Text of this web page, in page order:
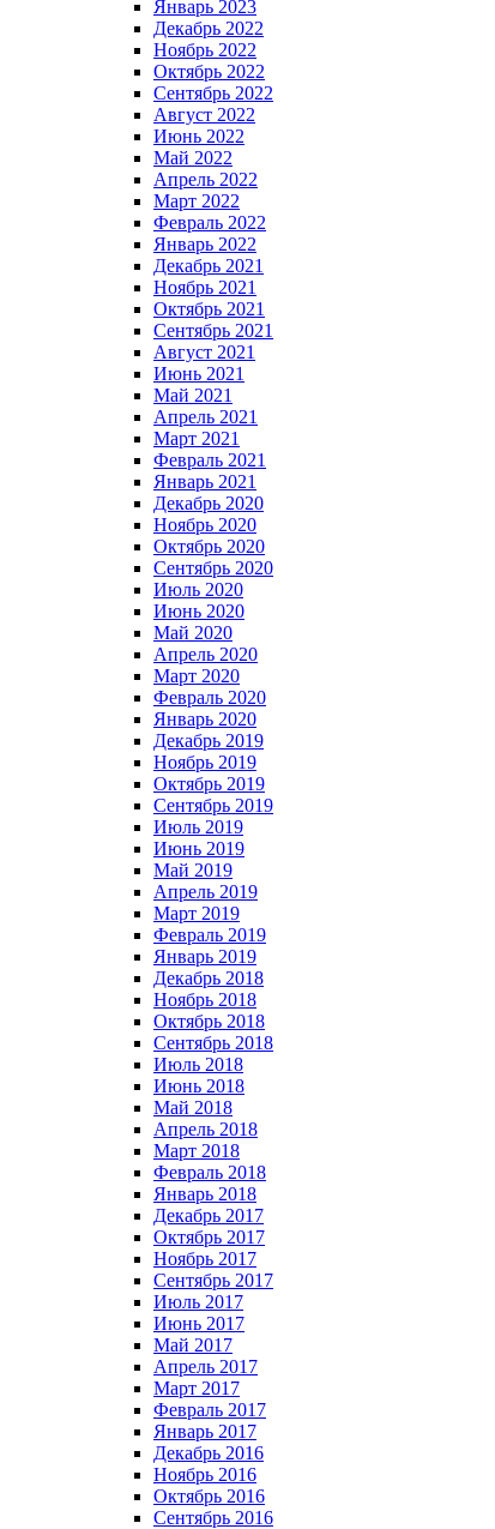
Январь 2023
Декабрь 2022
Ноябрь 2022
Октябрь 2022
Сентябрь 2022
Август 2022
Июнь 2022
Май 2022
Апрель 2022
Март 2022
Февраль 2022
Январь 2022
Декабрь 2021
Ноябрь 2021
Октябрь 2021
Сентябрь 2021
Август 2021
Июнь 2021
Май 2021
Апрель 2021
Март 2021
Февраль 2021
Январь 2021
Декабрь 2020
Ноябрь 2020
Октябрь 2020
Сентябрь 2020
Июль 2020
Июнь 2020
Май 2020
Апрель 2020
Март 2020
Февраль 2020
Январь 2020
Декабрь 2019
Ноябрь 2019
Октябрь 2019
Сентябрь 2019
Июль 2019
Июнь 2019
Май 2019
Апрель 2019
Март 2019
Февраль 2019
Январь 2019
Декабрь 2018
Ноябрь 2018
Октябрь 2018
Сентябрь 2018
Июль 2018
Июнь 2018
Май 2018
Апрель 2018
Март 2018
Февраль 2018
Январь 2018
Декабрь 2017
Октябрь 2017
Ноябрь 2017
Сентябрь 2017
Июль 2017
Июнь 2017
Май 2017
Апрель 2017
Март 2017
Февраль 2017
Январь 2017
Декабрь 2016
Ноябрь 2016
Октябрь 2016
Сентябрь 2016